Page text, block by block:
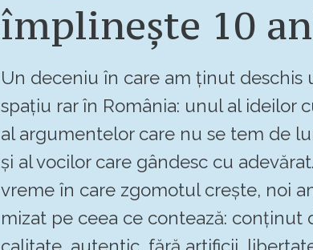
împlinește 10
Un deceniu în care am ținut deschis
spațiu rar în România: unul al ideilor
al argumentelor care nu se tem de
și al vocilor care gândesc cu
vreme în care zgomotul crește, noi
mizat pe ceea ce contează: conținut